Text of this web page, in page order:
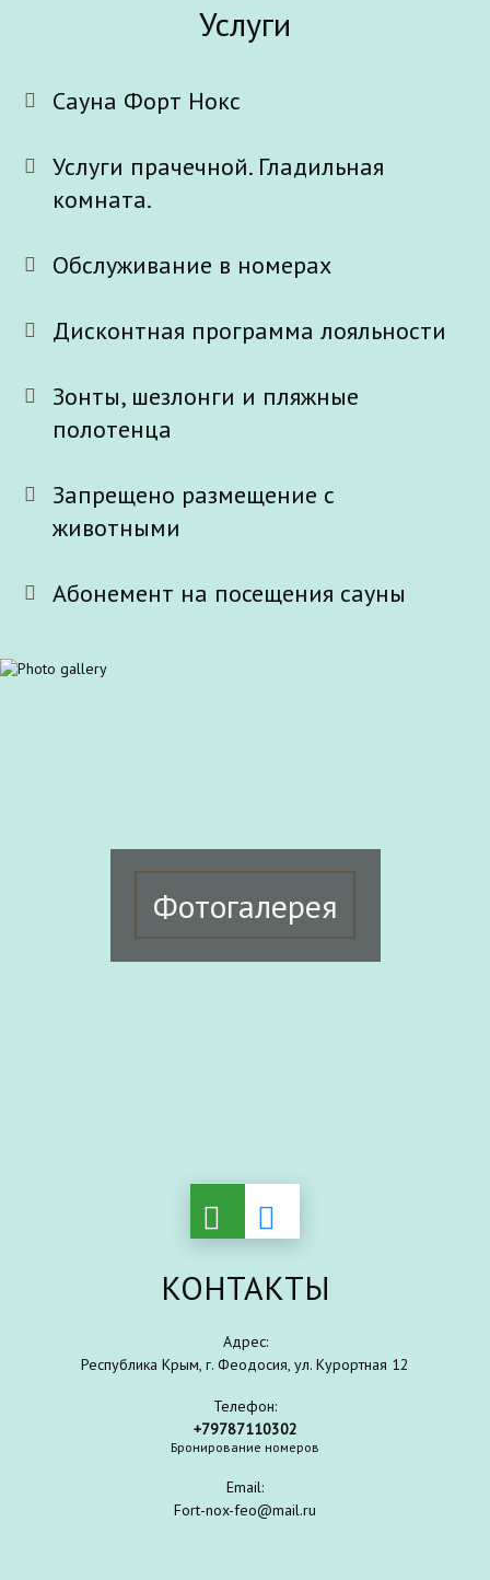
Услуги
Сауна Форт Нокс
Услуги прачечной. Гладильная
комната.
Обслуживание в номерах
Дисконтная программа лояльности
Зонты, шезлонги и пляжные
полотенца
Запрещено размещение с
животными
Абонемент на посещения сауны
Фотогалерея
КОНТАКТЫ
Адрес:
Республика Крым, г. Феодосия, ул. Курортная 12
Телефон:
+79787110302
Бронирование номеров
Email:
Fort-nox-feo@mail.ru